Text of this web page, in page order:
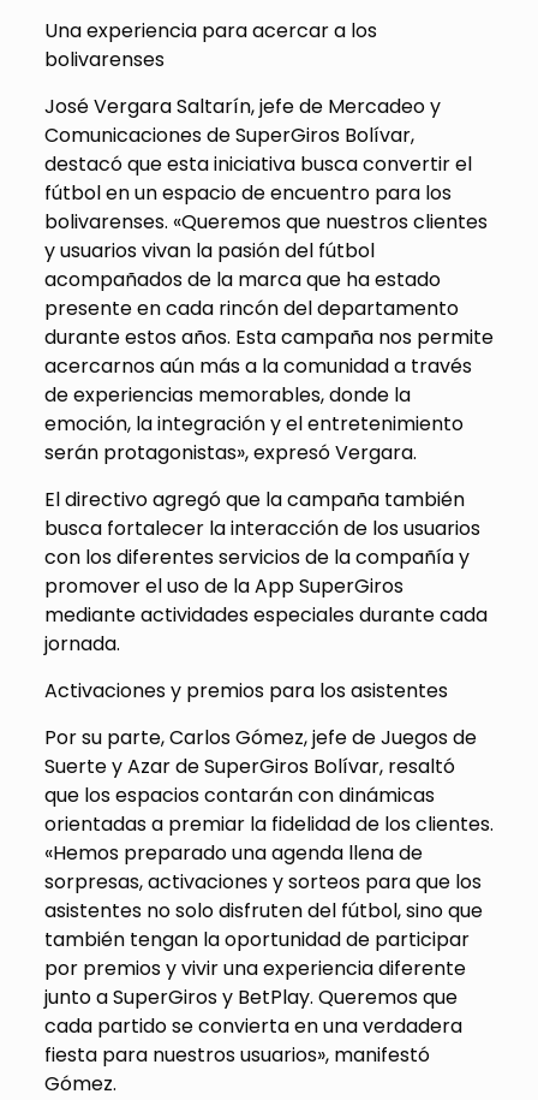
Una experiencia para acercar a los
bolivarenses
José Vergara Saltarín, jefe de Mercadeo y
Comunicaciones de SuperGiros Bolívar,
destacó que esta iniciativa busca convertir el
fútbol en un espacio de encuentro para los
bolivarenses. «Queremos que nuestros clientes
y usuarios vivan la pasión del fútbol
acompañados de la marca que ha estado
presente en cada rincón del departamento
durante estos años. Esta campaña nos permite
acercarnos aún más a la comunidad a través
de experiencias memorables, donde la
emoción, la integración y el entretenimiento
serán protagonistas», expresó Vergara.
El directivo agregó que la campaña también
busca fortalecer la interacción de los usuarios
con los diferentes servicios de la compañía y
promover el uso de la App SuperGiros
mediante actividades especiales durante cada
jornada.
Activaciones y premios para los asistentes
Por su parte, Carlos Gómez, jefe de Juegos de
Suerte y Azar de SuperGiros Bolívar, resaltó
que los espacios contarán con dinámicas
orientadas a premiar la fidelidad de los clientes.
«Hemos preparado una agenda llena de
sorpresas, activaciones y sorteos para que los
asistentes no solo disfruten del fútbol, sino que
también tengan la oportunidad de participar
por premios y vivir una experiencia diferente
junto a SuperGiros y BetPlay. Queremos que
cada partido se convierta en una verdadera
fiesta para nuestros usuarios», manifestó
Gómez.